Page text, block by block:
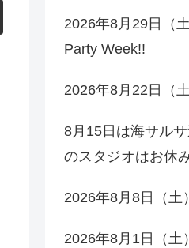
2026年8月29日（
Party Week!!
2026年8月22日（
8月15日は海サル
のスタジオはお休
2026年8月8日（土
2026年8月1日（土